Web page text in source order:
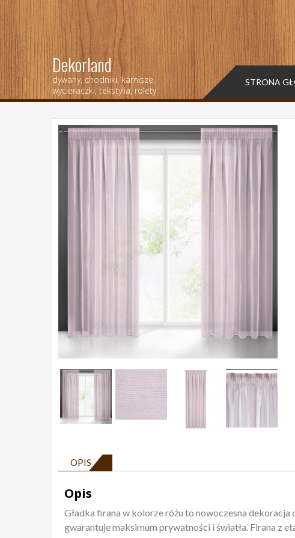
Dekorland
dywany, chodniki, karnisze,
wycieraczki, tekstylia, rolety
STRONA
OPIS
Opis
Gładka firana w kolorze różu to nowoczesna
gwarantuje maksimum prywatności i światła. Firana z